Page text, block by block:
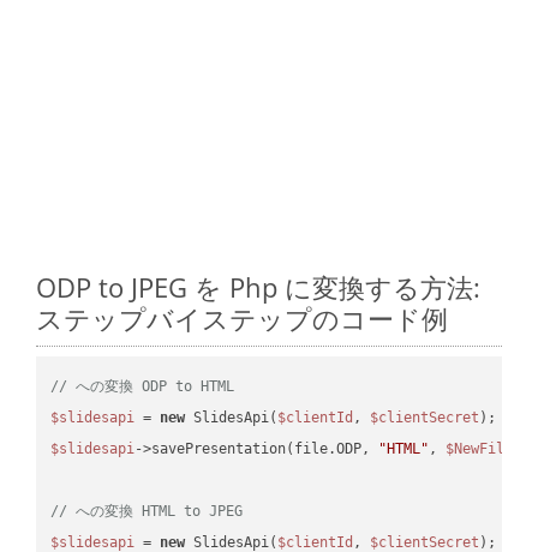
ODP to JPEG を Php に変換する方法:
ステップバイステップのコード例
// への変換 ODP to HTML
$slidesapi = new SlidesApi( $clientId , $clientSecret
$slidesapi->savePresentation(file.ODP, "HTML" , $NewFile
// への変換 HTML to JPEG
$slidesapi = new SlidesApi( $clientId , $clientSecret